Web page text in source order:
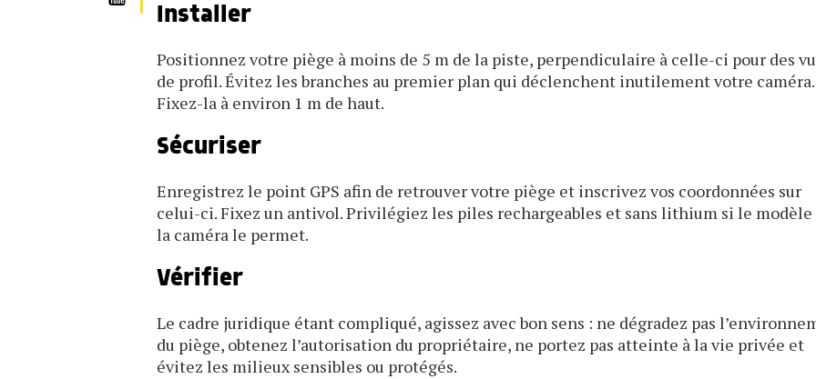
Installer
Positionnez votre piège à moins de 5 m de la piste, perpendiculaire à celle-ci pour des
de profil. Évitez les branches au premier plan qui déclenchent inutilement votre caméra.
Fixez-la à environ 1 m de haut.
Sécuriser
Enregistrez le point GPS afin de retrouver votre piège et inscrivez vos coordonnées sur
celui-ci. Fixez un antivol. Privilégiez les piles rechargeables et sans lithium si le modèle
la caméra le permet.
Vérifier
Le cadre juridique étant compliqué, agissez avec bon sens : ne dégradez pas
du piège, obtenez l’autorisation du propriétaire, ne portez pas atteinte à la vie privée et
évitez les milieux sensibles ou protégés.